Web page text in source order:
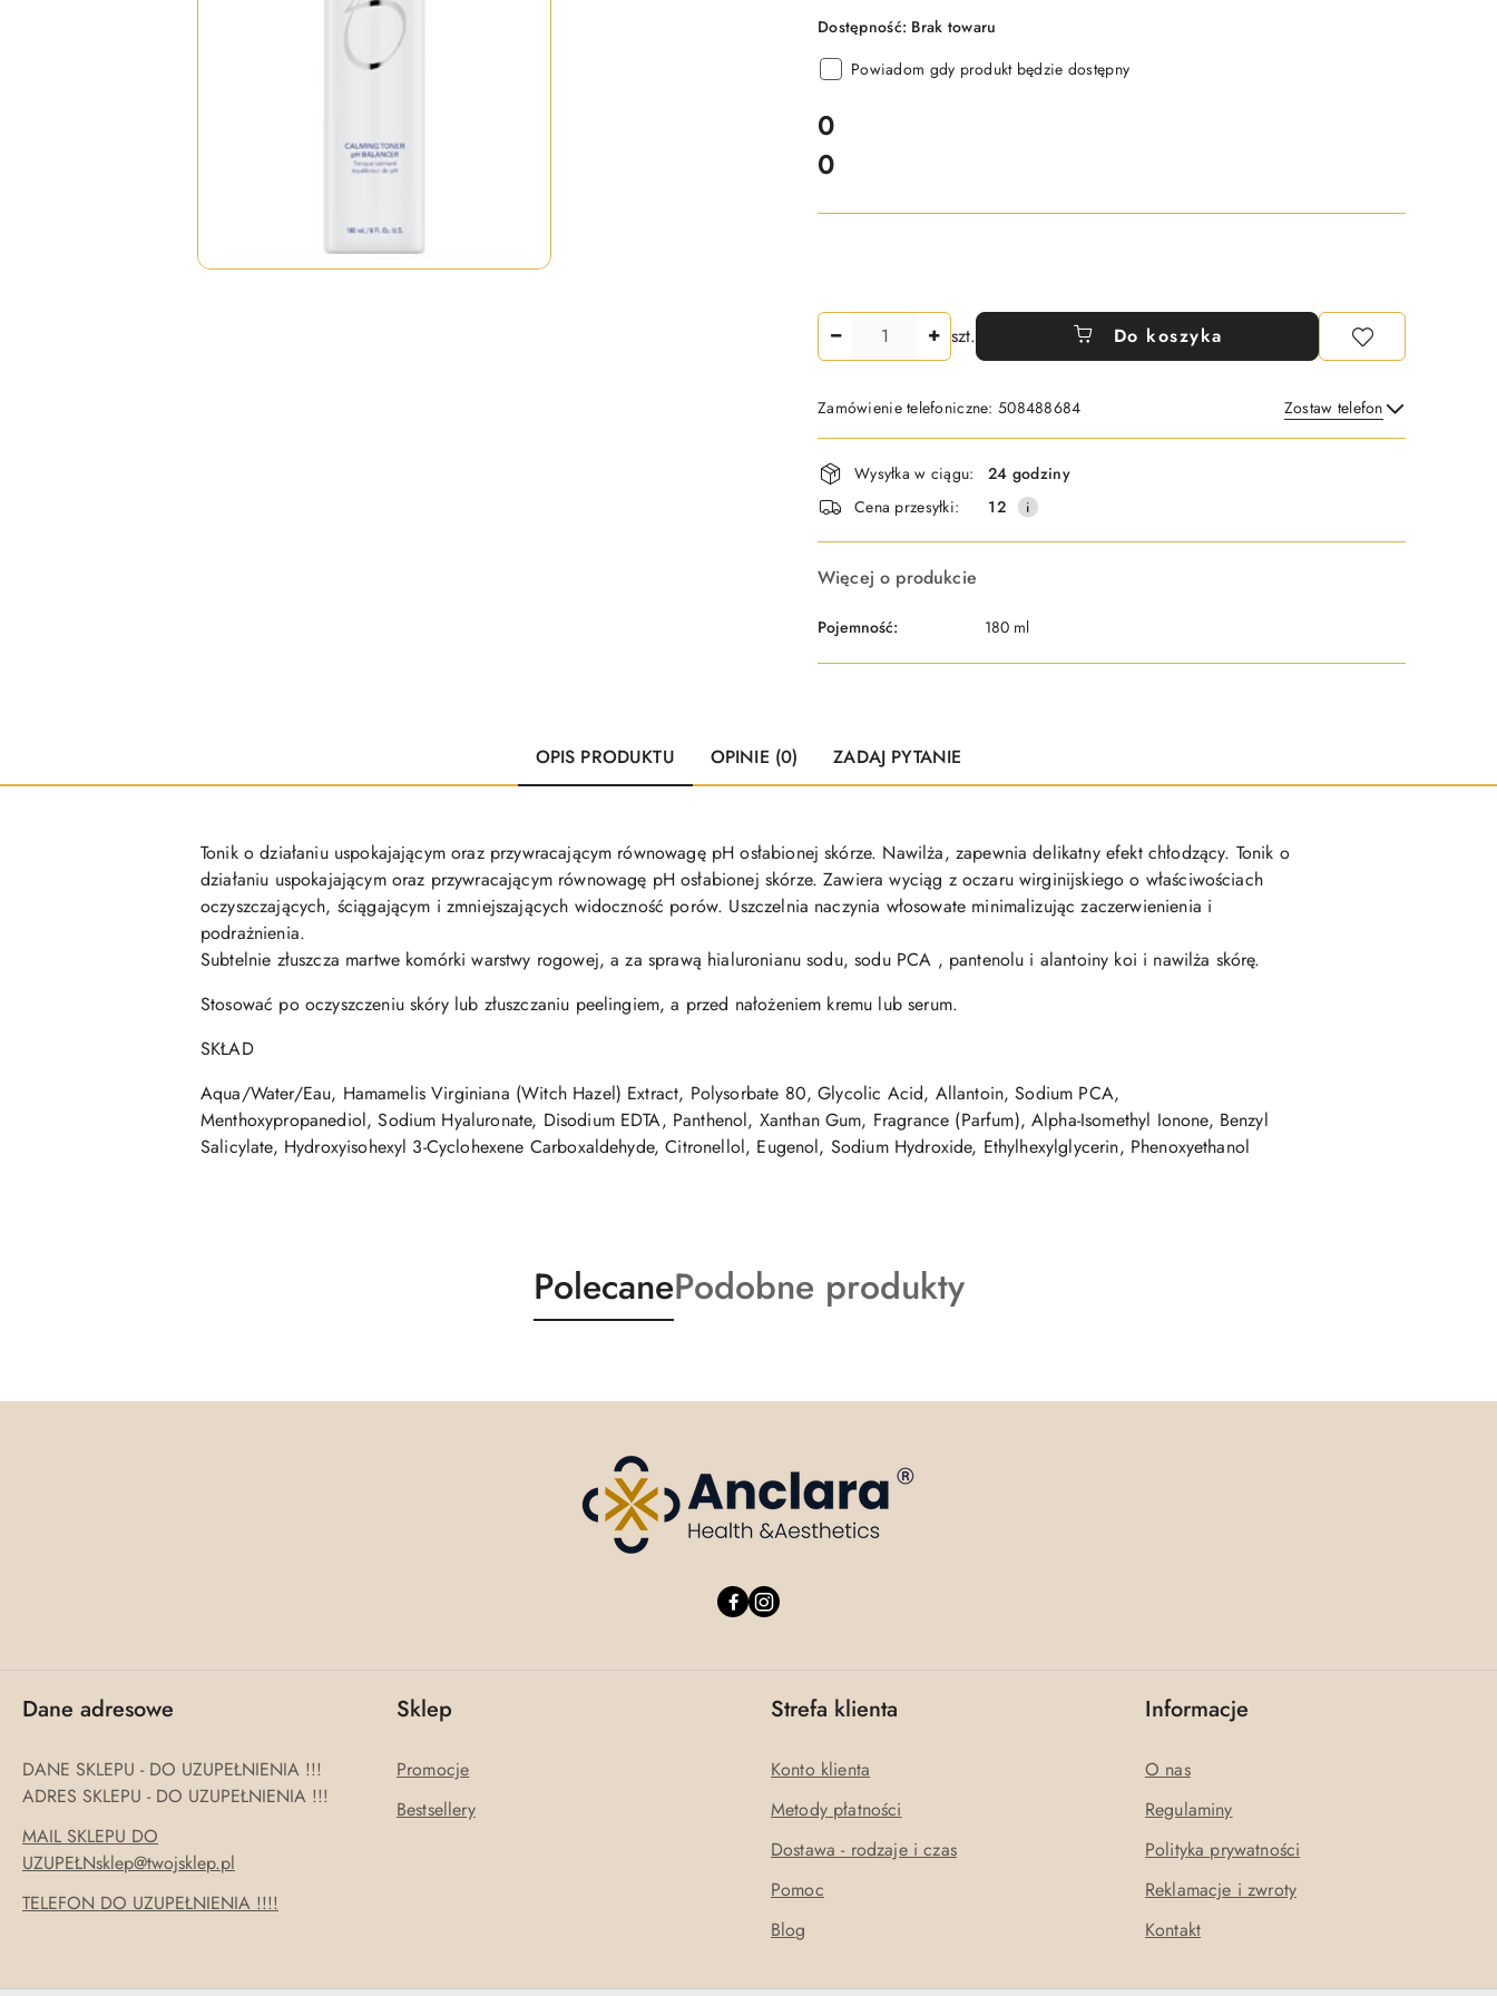
Dostępność: Brak towaru
Powiadom gdy produkt będzie dostępny
cena:
0
Cena:
0
Ilość szt. Do koszyka
Zamówienie telefoniczne: 508488684 Zostaw telefon
Wyślij
Dostępność
i
dostawa
Wysyłka w ciągu:
24 godziny
Cena przesyłki:
12
Więcej o produkcie
Pojemność: 180 ml
OPIS PRODUKTU OPINIE (0) ZADAJ PYTANIE
Tonik o działaniu uspokajającym oraz przywracającym równowagę pH osłabionej skórze. Nawilża, zapewnia delikatny efekt chłodzący. Tonik o
działaniu uspokajającym oraz przywracającym równowagę pH osłabionej skórze. Zawiera wyciąg z oczaru wirginijskiego o właściwościach
oczyszczających, ściągającym i zmniejszających widoczność porów. Uszczelnia naczynia włosowate minimalizując zaczerwienienia i
podrażnienia.
Subtelnie złuszcza martwe komórki warstwy rogowej, a za sprawą hialuronianu sodu, sodu PCA , pantenolu i alantoiny koi i nawilża skórę.
Stosować po oczyszczeniu skóry lub złuszczaniu peelingiem, a przed nałożeniem kremu lub serum.
SKŁAD
Aqua/Water/Eau, Hamamelis Virginiana (Witch Hazel) Extract, Polysorbate 80, Glycolic Acid, Allantoin, Sodium PCA,
Menthoxypropanediol, Sodium Hyaluronate, Disodium EDTA, Panthenol, Xanthan Gum, Fragrance (Parfum), Alpha-Isomethyl Ionone, Benzyl
Salicylate, Hydroxyisohexyl 3-Cyclohexene Carboxaldehyde, Citronellol, Eugenol, Sodium Hydroxide, Ethylhexylglycerin, Phenoxyethanol
Produkty
o
PolecaneProdukty
o
Podobne produkty
Dane adresowe
DANE SKLEPU - DO UZUPEŁNIENIA !!!
ADRES SKLEPU - DO UZUPEŁNIENIA !!!
MAIL SKLEPU DO
UZUPEŁNsklep@twojsklep.pl
TELEFON DO UZUPEŁNIENIA !!!!
Sklep
Promocje
Bestsellery
Strefa klienta
Konto klienta
Metody płatności
Dostawa - rodzaje i czas
Pomoc
Blog
Informacje
O nas
Regulaminy
Polityka prywatności
Reklamacje i zwroty
Kontakt